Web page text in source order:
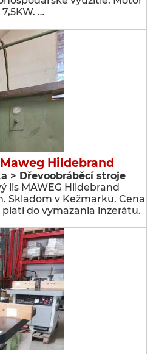
7,5KW. …
Hildebrand
> Dřevoobráběcí stroje
lis MAWEG Hildebrand
Skladom v Kežmarku. Cena
do vymazania inzerátu.